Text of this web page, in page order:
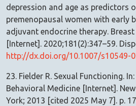
depression and age as predictors
premenopausal women with early
adjuvant endocrine therapy. Breast
[Internet]. 2020;181(2):347–59.
http://dx.doi.org/10.1007/s10549-
23. Fielder R. Sexual Functioning.
Behavioral Medicine [Internet].
York; 2013 [cited 2025 May 7]. p.